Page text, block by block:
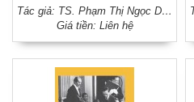
phố trực thuộc Trung ương
trong bảo đảm an ninh con
Tác giả: TS. Phạm Thị Ngọc Dung (Chủ biên)
Giá tiền: Liên hệ